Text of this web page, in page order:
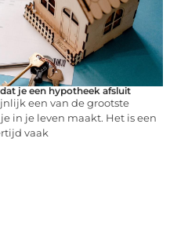
je een hypotheek afsluit
een van de grootste
in je leven maakt. Het is een
vaak